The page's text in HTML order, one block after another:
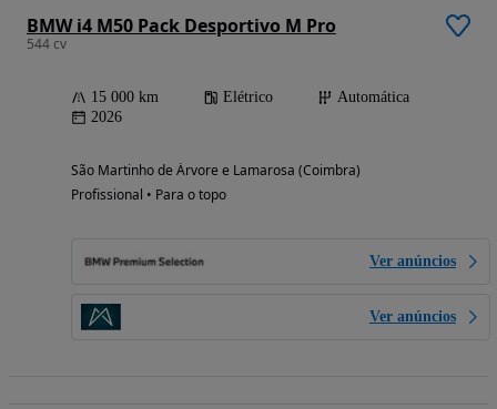
BMW i4 M50 Pack Desportivo M Pro
544 cv
15 000 km Elétrico
Automática
2026
São Martinho de Árvore e Lamarosa (Coimbra)
Profissional • Para o topo
Ver anúncios
Ver anúncios